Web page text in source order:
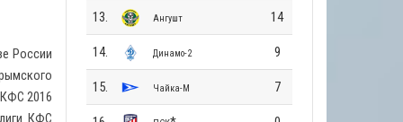
России
2016
КФС
13. Ангушт 14
14. Динамо-2 9
15. Чайка-М 7